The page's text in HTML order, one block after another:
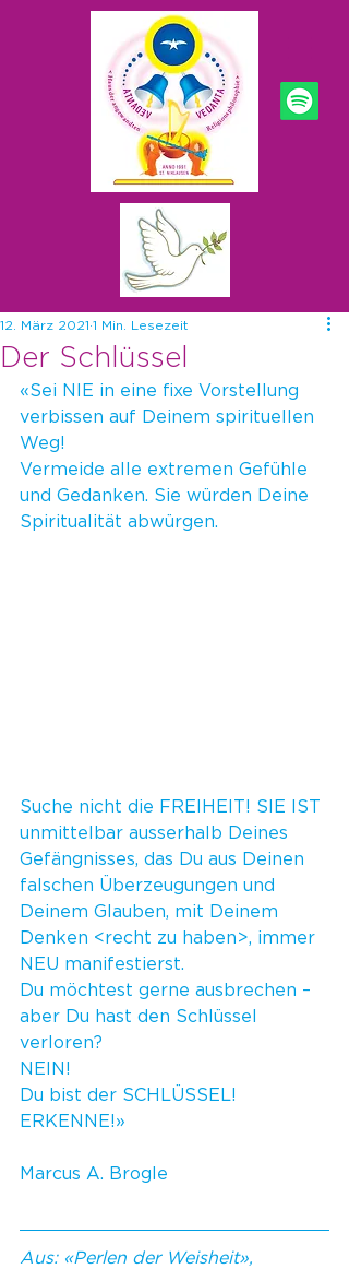
Der Schlüssel
12. März 2021 1 Min. Lesezeit
«Sei NIE in eine fixe Vorstellung
verbissen auf Deinem spirituellen
Weg!
Vermeide alle extremen Gefühle
und Gedanken. Sie würden Deine
Spiritualität abwürgen.
Suche nicht die FREIHEIT! SIE IST
unmittelbar ausserhalb Deines
Gefängnisses, das Du aus Deinen
falschen Überzeugungen und
Deinem Glauben, mit Deinem
Denken <recht zu haben>, immer
NEU manifestierst.
Du möchtest gerne ausbrechen –
aber Du hast den Schlüssel
verloren?
NEIN!
Du bist der SCHLÜSSEL!
ERKENNE!»
Marcus A. Brogle
Aus: «Perlen der Weisheit»,